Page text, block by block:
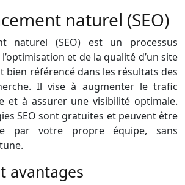
naturel (SEO)
naturel (SEO) est un processus
et de la qualité d’un site
bien référencé dans les résultats des
Il vise à augmenter le trafic
et à assurer une visibilité optimale.
SEO sont gratuites et peuvent être
par votre propre équipe, sans
avantages